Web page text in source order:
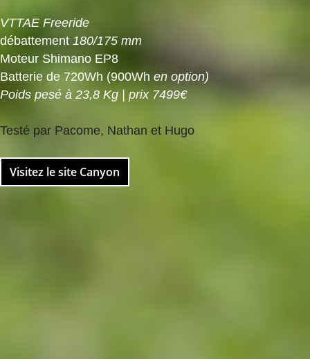
VTTAE Freeride
débattement 180/175 mm
Moteur Shimano EP8
Batterie de 720Wh (900Wh en option)
Poids pesé à 23,8 Kg | prix 7499€
Testé par Pacome, Nathan et Hugo
Visitez le site Canyon